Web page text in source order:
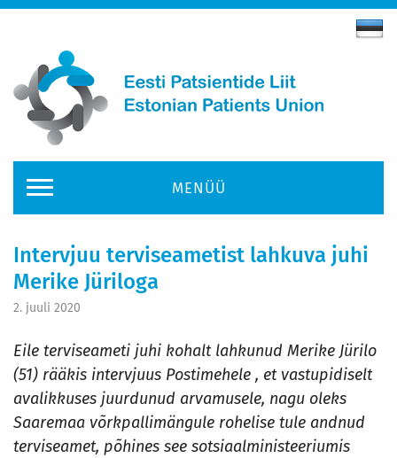
MENÜÜ
Intervjuu terviseametist lahkuva juhi
Merike Jüriloga
2. juuli 2020
Eile terviseameti juhi kohalt lahkunud Merike Jürilo
(51) rääkis intervjuus Postimehele , et vastupidiselt
avalikkuses juurdunud arvamusele, nagu oleks
Saaremaa võrkpallimängule rohelise tule andnud
terviseamet, põhines see sotsiaalministeeriumis